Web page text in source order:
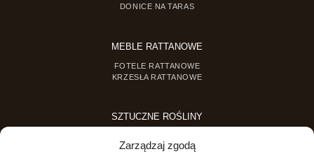
Zarządzaj zgodą
DONICE NA TARAS
MEBLE RATTANOWE
FOTELE RATTANOWE
KRZESŁA RATTANOWE
SZTUCZNE ROŚLINY
SZTUCZNE ROŚLINY DONICZKOWE